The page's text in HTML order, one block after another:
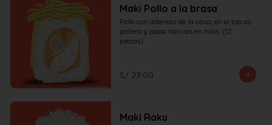
Maki Pollo a la brasa
Pollo con aderezo de la casa, en el top aji
pollero y papa nativas en hilos. (12
piezas)
S/ 23.00
Maki Raku